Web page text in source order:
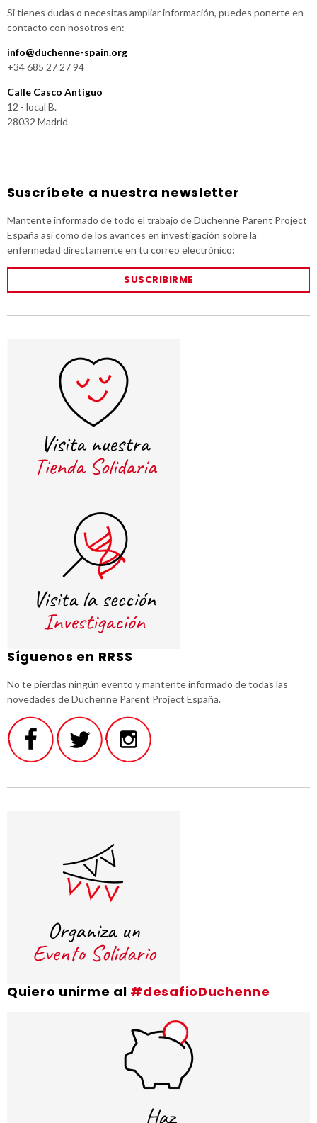
Si tienes dudas o necesitas ampliar información, puedes ponerte en
contacto con nosotros en:
info@duchenne-spain.org
+34 685 27 27 94
Calle Casco Antiguo
12 - local B.
28032 Madrid
Suscríbete a nuestra newsletter
Mantente informado de todo el trabajo de Duchenne Parent Project
España así como de los avances en investigación sobre la
enfermedad directamente en tu correo electrónico:
SUSCRIBIRME
Síguenos en RRSS
No te pierdas ningún evento y mantente informado de todas las
novedades de Duchenne Parent Project España.
Quiero unirme al #desafioDuchenne